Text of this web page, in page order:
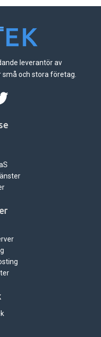
leverantör av
och stora företag.